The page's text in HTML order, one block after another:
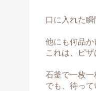
口に入れた
他にも何品
これは、ピ
石釜で一枚
でも、待っ